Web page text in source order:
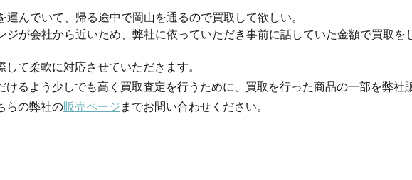
んでいて、帰る途中で岡山を通るので買取して欲しい。
ジが会社から近いため、弊社に依っていただき事前に話していた金額で買取を
して柔軟に対応させていただきます。
けるよう少しでも高く買取査定を行うために、買取を行った商品の一部を弊社
らの弊社の販売ページ までお問い合わせください。